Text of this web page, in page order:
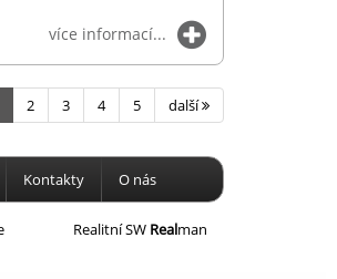
více informací...
2 3 4 5 další
Kontakty O nás
Realitní SW Realman